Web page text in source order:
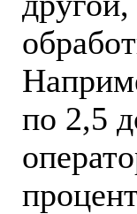
по 2,5